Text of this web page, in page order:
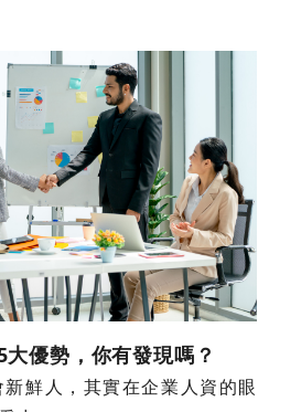
優勢，你有發現嗎？
鮮人，其實在企業人資的眼